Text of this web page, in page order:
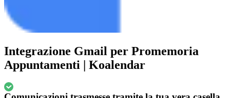
Integrazione Gmail per Promemoria
Appuntamenti | Koalendar